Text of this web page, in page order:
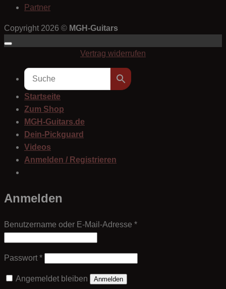
Partner
Copyright 2026 © MGH-Guitars
Vertrag widerrufen
Startseite
Zum Shop
MGH-Guitars.de
Dein-Pickguard
Videos
Anmelden / Registrieren
Anmelden
Benutzername oder E-Mail-Adresse *Erforderlich
Passwort *Erforderlich
Angemeldet bleiben Anmelden